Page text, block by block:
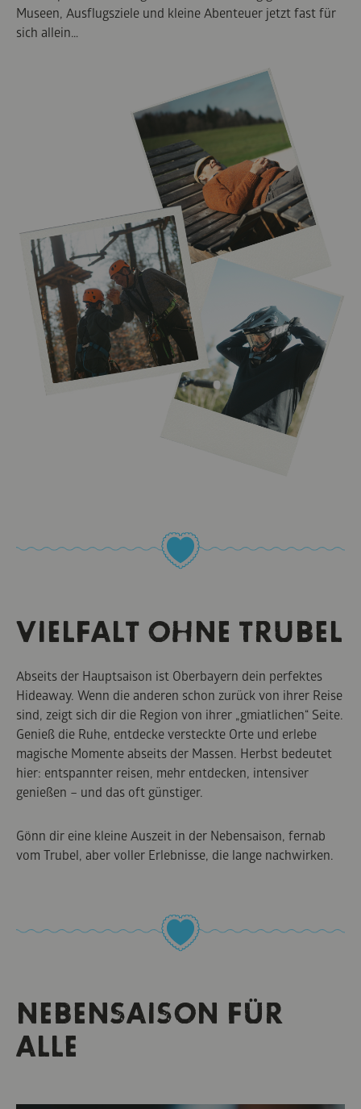
Museen, Ausflugsziele und kleine Abenteuer jetzt fast für
sich allein…
VIELFALT OHNE TRUBEL
Abseits der Hauptsaison ist Oberbayern dein perfektes
Hideaway. Wenn die anderen schon zurück von ihrer Reise
sind, zeigt sich dir die Region von ihrer „gmiatlichen“ Seite.
Genieß die Ruhe, entdecke versteckte Orte und erlebe
magische Momente abseits der Massen. Herbst bedeutet
hier: entspannter reisen, mehr entdecken, intensiver
genießen – und das oft günstiger.
Gönn dir eine kleine Auszeit in der Nebensaison, fernab
vom Trubel, aber voller Erlebnisse, die lange nachwirken.
NEBENSAISON FÜR
ALLE